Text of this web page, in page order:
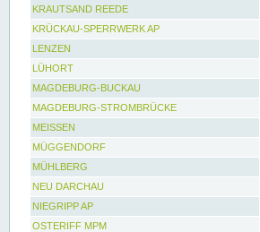
KRAUTSAND REEDE
KRÜCKAU-SPERRWERK AP
LENZEN
LÜHORT
MAGDEBURG-BUCKAU
MAGDEBURG-STROMBRÜCKE
MEISSEN
MÜGGENDORF
MÜHLBERG
NEU DARCHAU
NIEGRIPP AP
OSTERIFF MPM